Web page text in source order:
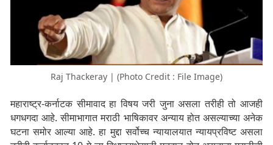
Raj Thackeray | (Photo Credit : File Image)
महाराष्ट्र-कर्नाटक सीमावाद हा विषय जरी जुना असला तरीही तो आजही
धगधगदा आहे. सीमाभागात मराठी भाषिकावर अन्याय होत असल्याच्या अनेक
घटना समोर आल्या आहे. हा मुद्दा सर्वोच्च न्यायालयात न्यायप्रविष्ट असला